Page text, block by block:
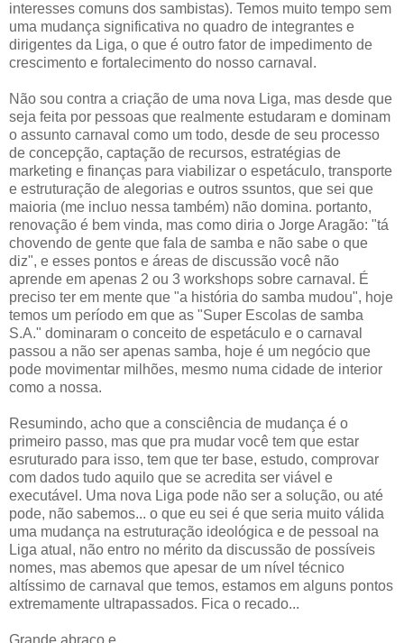
interesses comuns dos sambistas). Temos muito tempo sem
uma mudança significativa no quadro de integrantes e
dirigentes da Liga, o que é outro fator de impedimento de
crescimento e fortalecimento do nosso carnaval.
Não sou contra a criação de uma nova Liga, mas desde que
seja feita por pessoas que realmente estudaram e dominam
o assunto carnaval como um todo, desde de seu processo
de concepção, captação de recursos, estratégias de
marketing e finanças para viabilizar o espetáculo, transporte
e estruturação de alegorias e outros ssuntos, que sei que
maioria (me incluo nessa também) não domina. portanto,
renovação é bem vinda, mas como diria o Jorge Aragão: "tá
chovendo de gente que fala de samba e não sabe o que
diz", e esses pontos e áreas de discussão você não
aprende em apenas 2 ou 3 workshops sobre carnaval. É
preciso ter em mente que "a história do samba mudou", hoje
temos um período em que as "Super Escolas de samba
S.A." dominaram o conceito de espetáculo e o carnaval
passou a não ser apenas samba, hoje é um negócio que
pode movimentar milhões, mesmo numa cidade de interior
como a nossa.
Resumindo, acho que a consciência de mudança é o
primeiro passo, mas que pra mudar você tem que estar
esruturado para isso, tem que ter base, estudo, comprovar
com dados tudo aquilo que se acredita ser viável e
executável. Uma nova Liga pode não ser a solução, ou até
pode, não sabemos... o que eu sei é que seria muito válida
uma mudança na estruturação ideológica e de pessoal na
Liga atual, não entro no mérito da discussão de possíveis
nomes, mas abemos que apesar de um nível técnico
altíssimo de carnaval que temos, estamos em alguns pontos
extremamente ultrapassados. Fica o recado...